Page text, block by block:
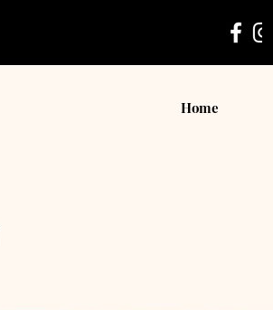
Home